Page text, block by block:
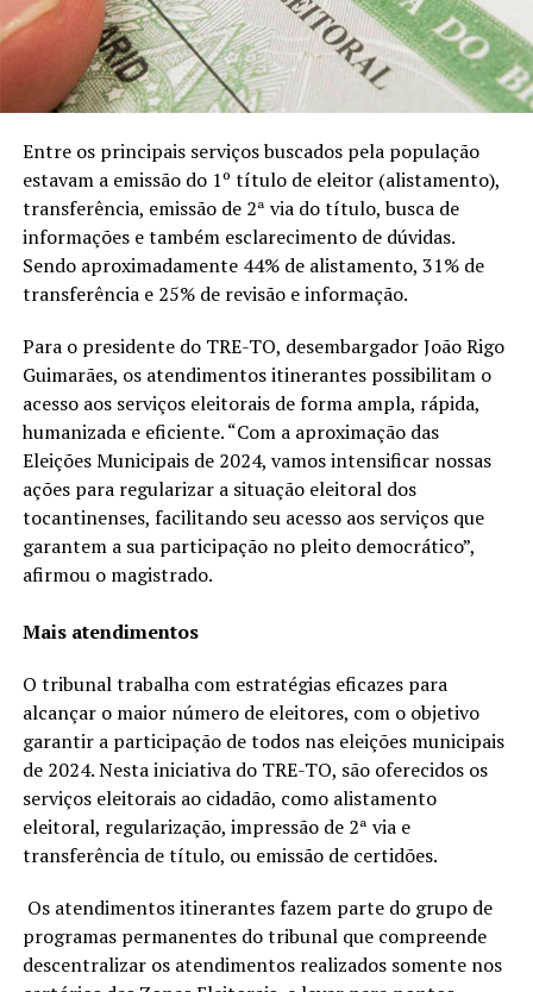
Entre os principais serviços buscados pela população
estavam a emissão do 1º título de eleitor (alistamento),
transferência, emissão de 2ª via do título, busca de
informações e também esclarecimento de dúvidas.
Sendo aproximadamente 44% de alistamento, 31% de
transferência e 25% de revisão e informação.
Para o presidente do TRE-TO, desembargador João Rigo
Guimarães, os atendimentos itinerantes possibilitam o
acesso aos serviços eleitorais de forma ampla, rápida,
humanizada e eficiente. “Com a aproximação das
Eleições Municipais de 2024, vamos intensificar nossas
ações para regularizar a situação eleitoral dos
tocantinenses, facilitando seu acesso aos serviços que
garantem a sua participação no pleito democrático”,
afirmou o magistrado.
Mais atendimentos
O tribunal trabalha com estratégias eficazes para
alcançar o maior número de eleitores, com o objetivo
garantir a participação de todos nas eleições municipais
de 2024. Nesta iniciativa do TRE-TO, são oferecidos os
serviços eleitorais ao cidadão, como alistamento
eleitoral, regularização, impressão de 2ª via e
transferência de título, ou emissão de certidões.
Os atendimentos itinerantes fazem parte do grupo de
programas permanentes do tribunal que compreende
descentralizar os atendimentos realizados somente nos